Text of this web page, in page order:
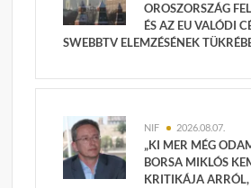
OROSZORSZÁG
ÉS AZ EU VALÓDI
SWEBBTV ELEMZÉSÉNEK
NIF 2026.08.07.
„KI MER MÉG
BORSA MIKLÓS
KRITIKÁJA